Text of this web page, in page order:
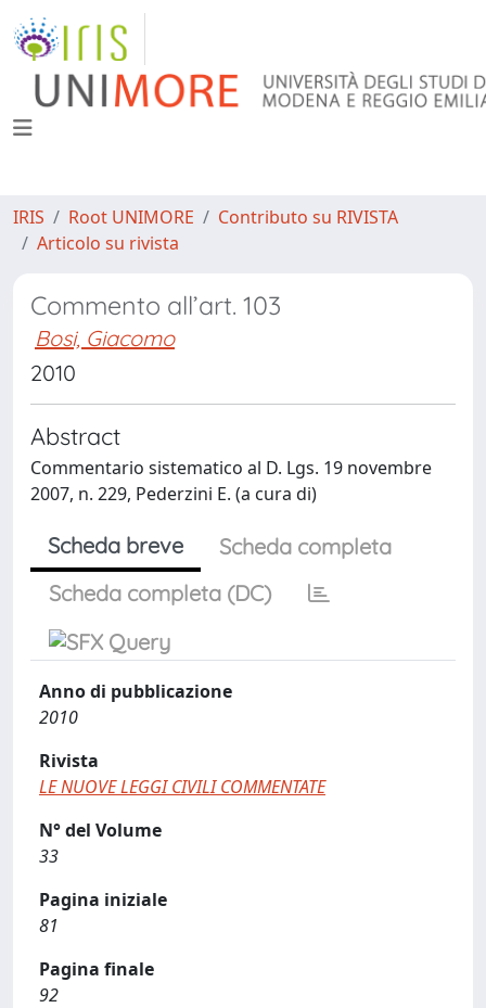
IRIS Root UNIMORE
Contributo su RIVISTA
Articolo su rivista
Commento all’art. 103
Bosi, Giacomo
2010
Abstract
Commentario sistematico al D. Lgs. 19 novembre
2007, n. 229, Pederzini E. (a cura di)
Scheda breve
Scheda completa
Scheda completa (DC)
Anno di pubblicazione
2010
Rivista
LE NUOVE LEGGI CIVILI COMMENTATE
N° del Volume
33
Pagina iniziale
81
Pagina finale
92